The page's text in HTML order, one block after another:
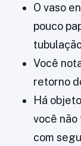
O vaso
pouco
Você
retorno
Há
você
com